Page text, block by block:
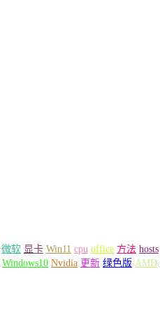
微软 显卡 Win11 cpu office 方法 hosts
Windows10 Nvidia 更新 绿色版 AMD